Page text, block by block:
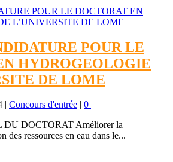
POUR LE
HYDROGEOLOGIE
DE LOME
| Concours d'entrée | 0 |
DOCTORAT Améliorer la
des ressources en eau dans le...